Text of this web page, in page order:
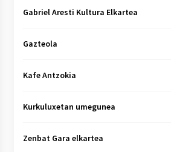
Gabriel Aresti Kultura Elkartea
Gazteola
Kafe Antzokia
Kurkuluxetan umegunea
Zenbat Gara elkartea